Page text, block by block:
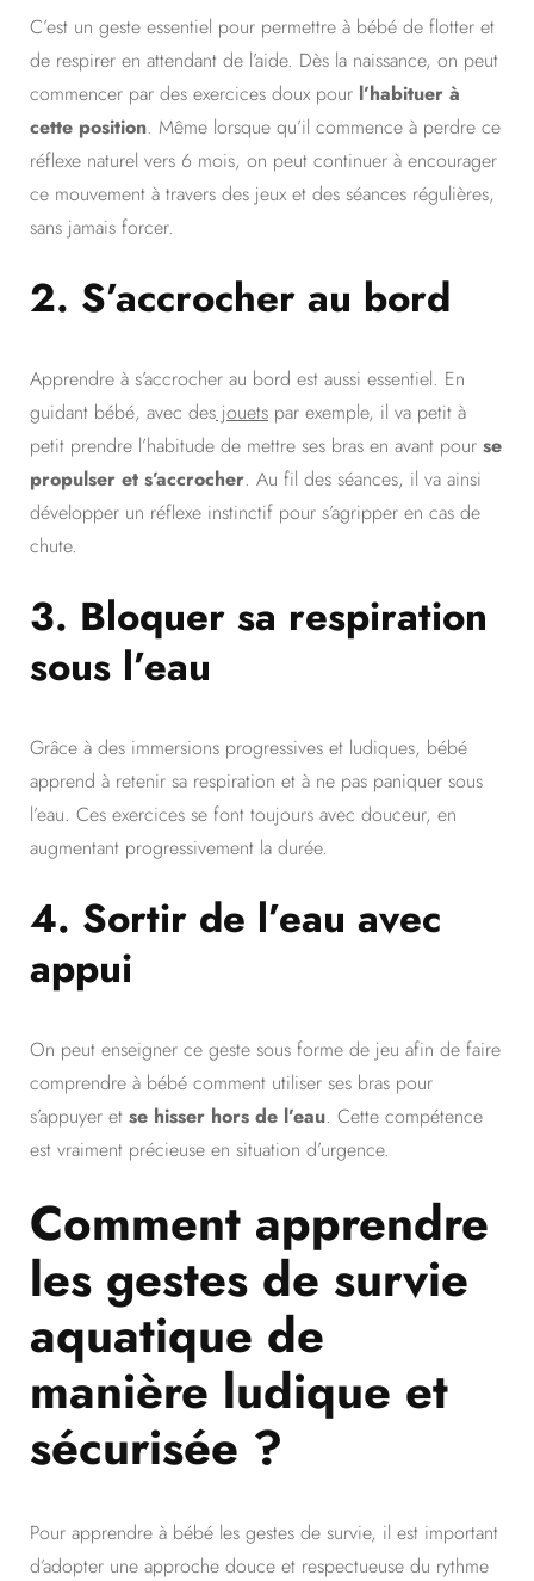
C’est un geste essentiel pour permettre à bébé de flotter et
de respirer en attendant de l’aide. Dès la naissance, on peut
commencer par des exercices doux pour l’habituer à
cette position. Même lorsque qu’il commence à perdre ce
réflexe naturel vers 6 mois, on peut continuer à encourager
ce mouvement à travers des jeux et des séances régulières,
sans jamais forcer.
2. S’accrocher au bord
Apprendre à s’accrocher au bord est aussi essentiel. En
guidant bébé, avec des jouets par exemple, il va petit à
petit prendre l’habitude de mettre ses bras en avant pour se
propulser et s’accrocher. Au fil des séances, il va ainsi
développer un réflexe instinctif pour s’agripper en cas de
chute.
3. Bloquer sa respiration
sous l’eau
Grâce à des immersions progressives et ludiques, bébé
apprend à retenir sa respiration et à ne pas paniquer sous
l’eau. Ces exercices se font toujours avec douceur, en
augmentant progressivement la durée.
4. Sortir de l’eau avec
appui
On peut enseigner ce geste sous forme de jeu afin de faire
comprendre à bébé comment utiliser ses bras pour
s’appuyer et se hisser hors de l’eau. Cette compétence
est vraiment précieuse en situation d’urgence.
Comment apprendre
les gestes de survie
aquatique de
manière ludique et
sécurisée ?
Pour apprendre à bébé les gestes de survie, il est important
d’adopter une approche douce et respectueuse du rythme